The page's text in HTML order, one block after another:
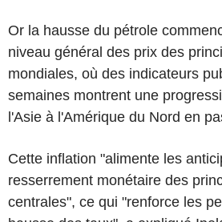
Or la hausse du pétrole
niveau général des prix des
mondiales, où des indicateurs
semaines montrent une
l'Asie à l'Amérique du Nord en
Cette inflation "alimente les
resserrement monétaire des
centrales", ce qui "renforce les